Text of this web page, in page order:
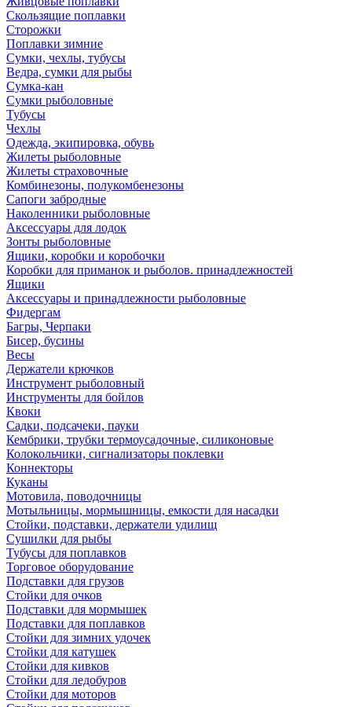
Скользящие поплавки
Сторожки
Поплавки зимние
Сумки, чехлы, тубусы
Ведра, сумки для рыбы
Сумка-кан
Сумки рыболовные
Тубусы
Чехлы
Одежда, экипировка, обувь
Жилеты рыболовные
Жилеты страховочные
Комбинезоны, полукомбенезоны
Сапоги забродные
Наколенники рыболовные
Аксессуары для лодок
Зонты рыболовные
Ящики, коробки и коробочки
Коробки для приманок и рыболов. принадлежностей
Ящики
Аксессуары и принадлежности рыболовные
Фидергам
Багры, Черпаки
Бисер, бусины
Весы
Держатели крючков
Инструмент рыболовный
Инструменты для бойлов
Квоки
Садки, подсачеки, пауки
Кембрики, трубки термоусадочные, силиконовые
Колокольчики, сигнализаторы поклевки
Коннекторы
Куканы
Мотовила, поводочницы
Мотыльницы, мормышницы, емкости для насадки
Стойки, подставки, держатели удилищ
Сушилки для рыбы
Тубусы для поплавков
Торговое оборудование
Подставки для грузов
Стойки для очков
Подставки для мормышек
Подставки для поплавков
Стойки для зимних удочек
Стойки для катушек
Стойки для кивков
Стойки для ледобуров
Стойки для моторов